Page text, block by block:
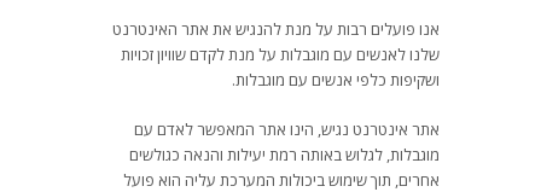
אנו פועלים רבות על מנת להנגיש את אתר האינטרנט
שלנו לאנשים עם מוגבלות על מנת לקדם שוויון זכויות
ושקיפות כלפי אנשים עם מוגבלות.
אתר אינטרנט נגיש, הינו אתר המאפשר לאדם עם
מוגבלות, לגלוש באותה רמת יעילות והנאה כגולשים
אחרים, תוך שימוש ביכולות המערכת עליה הוא פועל